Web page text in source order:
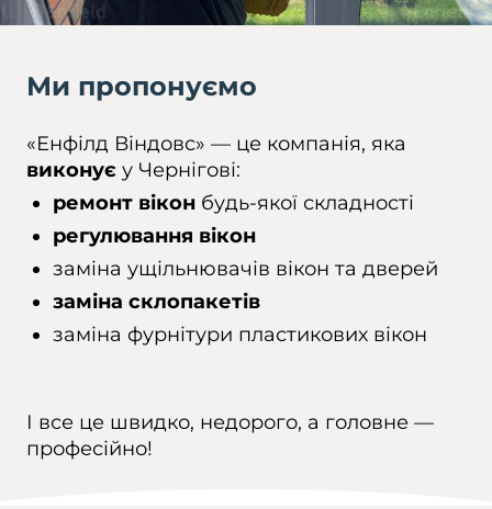
Ми пропонуємо
«Енфілд Віндовс» — це компанія, яка
виконує у Чернігові:
ремонт вікон будь-якої складності
регулювання вікон
заміна ущільнювачів вікон та дверей
заміна склопакетів
заміна фурнітури пластикових вікон
І все це швидко, недорого, а головне —
професійно!